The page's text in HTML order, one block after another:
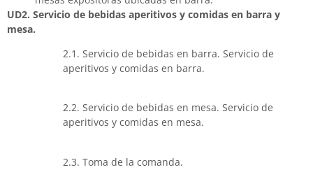
UD2. Servicio de bebidas aperitivos y comidas en barra y
mesa.
2.1. Servicio de bebidas en barra. Servicio de
aperitivos y comidas en barra.
2.2. Servicio de bebidas en mesa. Servicio de
aperitivos y comidas en mesa.
2.3. Toma de la comanda.